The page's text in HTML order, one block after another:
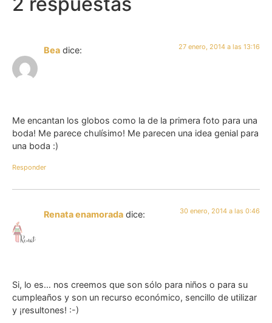
Bea dice: 27 enero, 2014 a las 13:16
Me encantan los globos como la de la primera foto para una
boda! Me parece chulísimo! Me parecen una idea genial para
una boda :)
Responder
Renata enamorada dice: 30 enero, 2014 a las 0:46
Si, lo es… nos creemos que son sólo para niños o para su
cumpleaños y son un recurso económico, sencillo de utilizar
y ¡resultones! :-)